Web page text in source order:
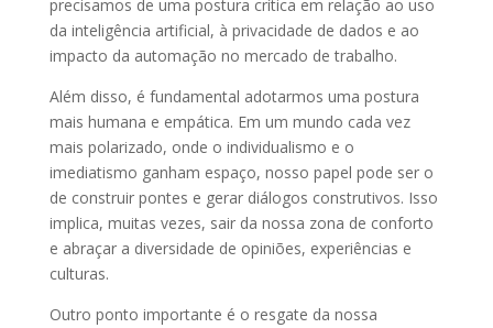
precisamos de uma postura crítica em relação ao uso
da inteligência artificial, à privacidade de dados e ao
impacto da automação no mercado de trabalho.
Além disso, é fundamental adotarmos uma postura
mais humana e empática. Em um mundo cada vez
mais polarizado, onde o individualismo e o
imediatismo ganham espaço, nosso papel pode ser o
de construir pontes e gerar diálogos construtivos. Isso
implica, muitas vezes, sair da nossa zona de conforto
e abraçar a diversidade de opiniões, experiências e
culturas.
Outro ponto importante é o resgate da nossa